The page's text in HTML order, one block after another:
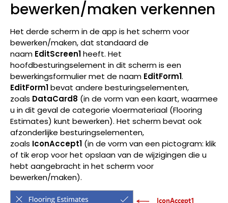
bewerken/maken verkennen
Het derde scherm in de app is het scherm voor
bewerken/maken, dat standaard de
naam EditScreen1heeft. Het
hoofdbesturingselement in dit scherm is een
bewerkingsformulier met de naam EditForm1.
EditForm1bevat andere besturingselementen,
zoals DataCard8 (in de vorm van een kaart, waarmee
u in dit geval de categorie vloermateriaal (Flooring
Estimates) kunt bewerken). Het scherm bevat ook
afzonderlijke besturingselementen,
zoals IconAccept1 (in de vorm van een pictogram: klik
of tik erop voor het opslaan van de wijzigingen die u
hebt aangebracht in het scherm voor
bewerken/maken).